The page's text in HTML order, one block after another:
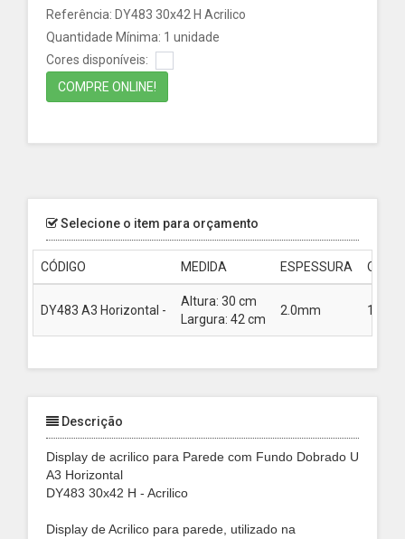
Referência: DY483 30x42 H Acrilico
Quantidade Mínima: 1 unidade
Cores disponíveis:
COMPRE ONLINE!
Selecione o item para orçamento
CÓDIGO MEDIDA ESPESSURA
DY483 A3 Horizontal -
Altura: 30 cm
Largura: 42 cm
2.0mm 1 unid.
Descrição
Display de acrilico para Parede com Fundo Dobrado U
A3 Horizontal
DY483 30x42 H - Acrilico
Display de Acrilico para parede, utilizado na